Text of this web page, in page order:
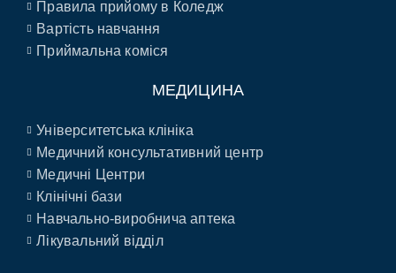
Правила прийому в Коледж
Вартість навчання
Приймальна коміся
МЕДИЦИНА
Університетська клініка
Медичний консультативний центр
Медичні Центри
Клінічні бази
Навчально-виробнича аптека
Лікувальний відділ